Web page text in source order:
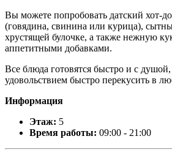
Вы можете попробовать датский хот-
(говядина, свинина или курица),
хрустящей булочке, а также нежную
аппетитными добавками.
Все блюда готовятся быстро и с
удовольствием быстро перекусить в
Информация
Этаж: 5
Время работы: 09:00 - 21:00